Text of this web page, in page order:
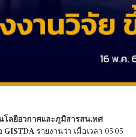
ลยีอวกาศและภูมิสารสนเทศ
GISTDA รายงานว่า เมื่อเวลา 05.05